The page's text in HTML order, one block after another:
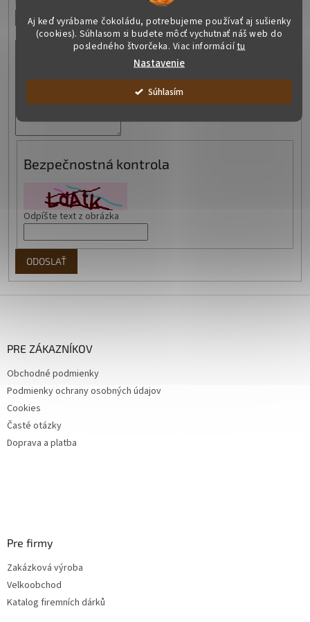
Aj keď vyrábame čokoládu, potrebujeme používať aj sušienky
(cookies). Súhlasom si budete môcť vychutnať náš web do
posledného štvorčeka. Viac informáciítu
Nastavenie
Súhlasím
Správa
Bezpečnostná kontrola
Odpíšte text z obrázka
ODOSLAŤ
PRE ZÁKAZNÍKOV
Obchodné podmienky
Podmienky ochrany osobných údajov
Cookies
Časté otázky
Doprava a platba
Pre firmy
Zakázková výroba
Velkoobchod
Katalog firemních dárků